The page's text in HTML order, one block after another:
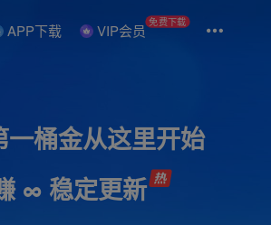
APP下载 VIP会员 免费下载
一桶金从这里开始
∞ 稳定更新